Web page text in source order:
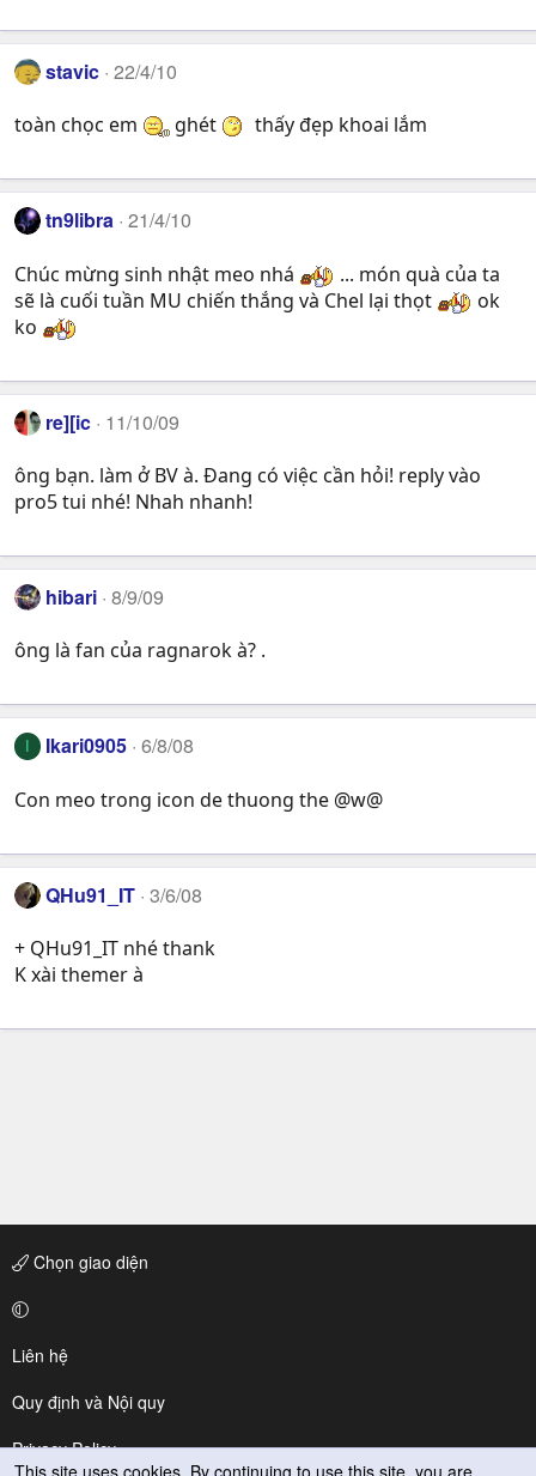
stavic 22/4/10
toàn chọc em ghét thấy đẹp khoai lắm
tn9libra 21/4/10
Chúc mừng sinh nhật meo nhá
... món quà của ta
sẽ là cuối tuần MU chiến thắng và Chel lại thọt
ok
ko
re][ic 11/10/09
ông bạn. làm ở BV à. Đang có việc cần hỏi! reply vào
pro5 tui nhé! Nhah nhanh!
hibari 8/9/09
ông là fan của ragnarok à? .
Ikari0905 6/8/08
Con meo trong icon de thuong the @w@
QHu91_IT 3/6/08
+ QHu91_IT nhé thank
K xài themer à
Chọn giao diện
Liên hệ
Quy định và Nội quy
Privacy Policy
This site uses cookies. By continuing to use this site, you are